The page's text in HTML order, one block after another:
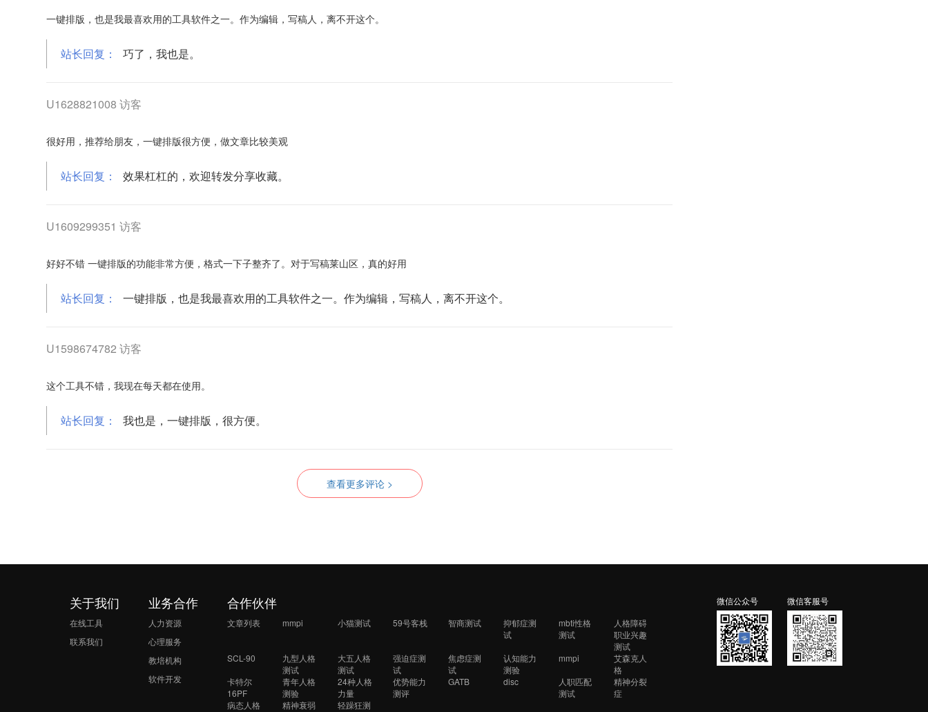
一键排版，也是我最喜欢用的工具软件之一。作为编辑，写稿人，离不开这个。
站长回复： 巧了，我也是。
U1628821008 访客
很好用，推荐给朋友，一键排版很方便，做文章比较美观
站长回复： 效果杠杠的，欢迎转发分享收藏。
U1609299351 访客
好好不错 一键排版的功能非常方便，格式一下子整齐了。对于写稿莱山区，真的好用
站长回复： 一键排版，也是我最喜欢用的工具软件之一。作为编辑，写稿人，离不开这个。
U1598674782 访客
这个工具不错，我现在每天都在使用。
站长回复： 我也是，一键排版，很方便。
查看更多评论 >
关于我们
在线工具
联系我们
业务合作
人力资源
心理服务
教培机构
软件开发
合作伙伴
文章列表 mmpi 小猫测试 59号客栈 智商测试
抑郁症测
试
mbti性格
测试
人格障碍
职业兴趣
测试
SCL-90
九型人格
测试
大五人格
测试
强迫症测
试
焦虑症测
试
认知能力
测验
mmpi
艾森克人
格
卡特尔
16PF
青年人格
测验
24种人格
力量
优势能力
测评
GATB disc
人职匹配
测试
精神分裂
症
病态人格
精神衰弱
轻躁狂测
微信客服号
微信公众号